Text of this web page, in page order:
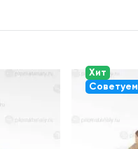
Хит
Советуем